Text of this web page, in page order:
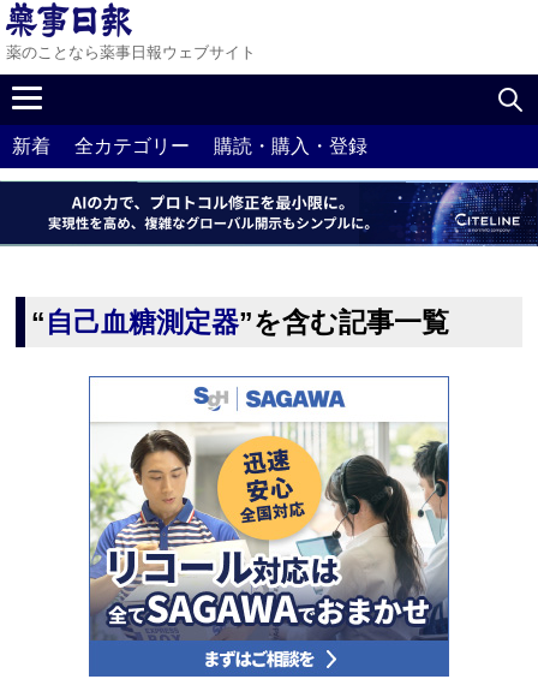
薬のことなら薬事日報ウェブサイト
新着 全カテゴリー 購読・購入・登録
“自己血糖測定器”を含む記事一覧